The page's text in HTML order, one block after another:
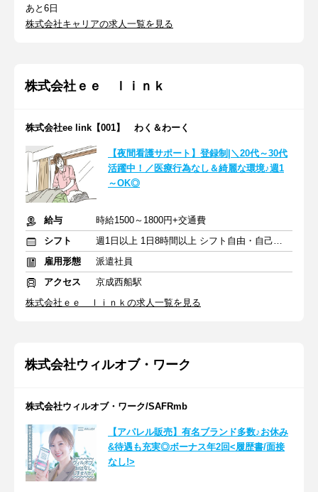
あと6日
株式会社キャリアの求人一覧を見る
株式会社ｅｅ ｌｉｎｋ
株式会社ee link【001】 わく＆わーく
【夜間看護サポート】登録制|＼20代～30代
活躍中！／医療行為なし＆綺麗な環境♪週1
～OK◎
給与
時給1500～1800円+交通費
シフト
週1日以上 1日8時間以上 シフト自由・自己申告
雇用形態
派遣社員
アクセス
京成西船駅
株式会社ｅｅ ｌｉｎｋの求人一覧を見る
株式会社ウィルオブ・ワーク
株式会社ウィルオブ・ワーク/SAFRmb
【アパレル販売】有名ブランド多数♪お休み
&待遇も充実◎ボーナス年2回<履歴書/面接
なし!>